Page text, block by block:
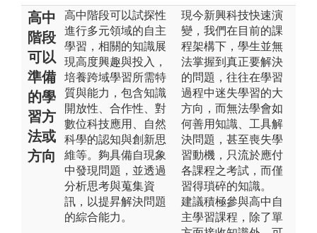
高中
階段
可以
準備
的學
習方
法或
方向
高中階段可以試探性
進行多元領域的自主
學習，相關的知識展
現高度興趣與投入，
培養跨域學習所需特
質與能力，包含知識
開放性、合作性、對
數位科技應用、自然
科學的認知與創新思
維等。夠具備自現象
中發現問題，並透過
分析思考與蒐集資
訊，以提昇解決問題
的綜合能力。
現今新興科技快速演
變，我們在目前的課
程架構下，學生並無
法掌握到真正要解決
的問題，往往在學習
過程中迷失學習的大
方向，而無法學會如
何善用知識、工具解
決問題，甚至喪失學
習動機，只流於應付
各課程之考試，而僅
習得瑣碎的知識。
建議積極參與高中自
主學習課程，除了單